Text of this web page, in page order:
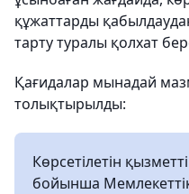
құжаттарды
тарту туралы қолхат
Қағидалар мынадай
толықтырылды:
Көрсетілетін
бойынша